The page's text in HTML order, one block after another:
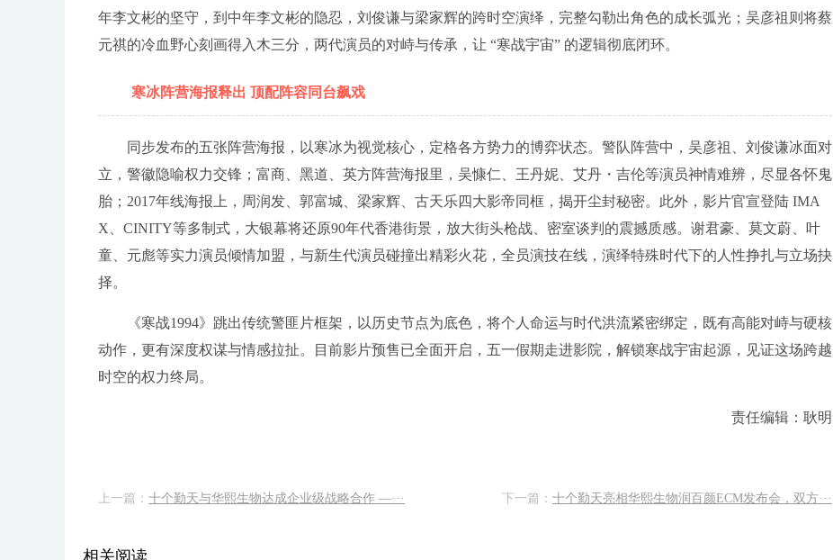
年李文彬的坚守，到中年李文彬的隐忍，刘俊谦与梁家辉的跨时空演绎，完整勾勒出角色的成长弧光；吴彦祖则将蔡
元祺的冷血野心刻画得入木三分，两代演员的对峙与传承，让 “寒战宇宙” 的逻辑彻底闭环。
寒冰阵营海报释出 顶配阵容同台飙戏
同步发布的五张阵营海报，以寒冰为视觉核心，定格各方势力的博弈状态。警队阵营中，吴彦祖、刘俊谦冰面对
立，警徽隐喻权力交锋；富商、黑道、英方阵营海报里，吴慷仁、王丹妮、艾丹・吉伦等演员神情难辨，尽显各怀鬼
胎；2017年线海报上，周润发、郭富城、梁家辉、古天乐四大影帝同框，揭开尘封秘密。此外，影片官宣登陆 IMA
X、CINITY等多制式，大银幕将还原90年代香港街景，放大街头枪战、密室谈判的震撼质感。谢君豪、莫文蔚、叶
童、元彪等实力演员倾情加盟，与新生代演员碰撞出精彩火花，全员演技在线，演绎特殊时代下的人性挣扎与立场抉
择。
《寒战1994》跳出传统警匪片框架，以历史节点为底色，将个人命运与时代洪流紧密绑定，既有高能对峙与硬核
动作，更有深度权谋与情感拉扯。目前影片预售已全面开启，五一假期走进影院，解锁寒战宇宙起源，见证这场跨越
时空的权力终局。
责任编辑：耿明
上一篇： 十个勤天与华熙生物达成企业级战略合作 —··· 下一篇： 十个勤天亮相华熙生物润百颜ECM发布会，双方···
相关阅读